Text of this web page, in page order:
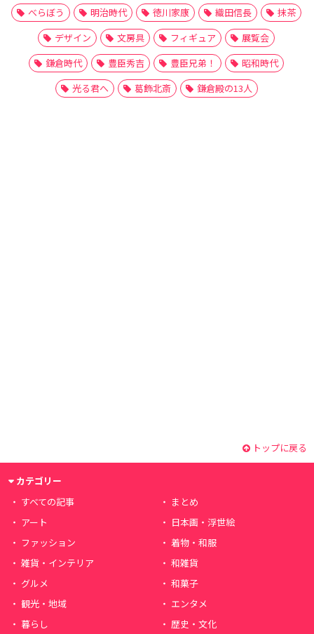
べらぼう
明治時代 徳川家康 織田信長
抹茶
デザイン
文房具 フィギュア
展覧会
鎌倉時代
豊臣秀吉 豊臣兄弟！
昭和時代
光る君へ
葛飾北斎 鎌倉殿の13人
トップに戻る
カテゴリー
すべての記事
まとめ
アート
日本画・浮世絵
ファッション
着物・和服
雑貨・インテリア
和雑貨
グルメ
和菓子
観光・地域
エンタメ
暮らし
歴史・文化